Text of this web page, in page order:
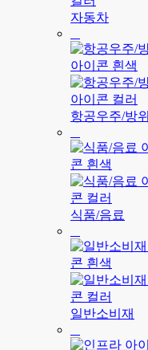
자동차
항공우주/방위
식품/음료
일반소비재